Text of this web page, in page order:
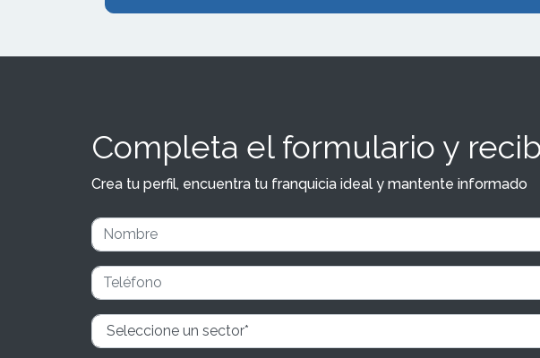
Completa el formulario y
Crea tu perfil, encuentra tu franquicia ideal y mantente informado